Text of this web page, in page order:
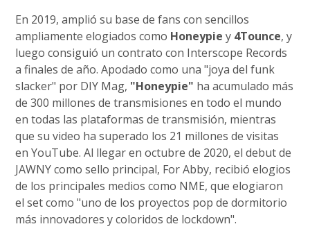
En 2019, amplió su base de fans con sencillos
ampliamente elogiados como Honeypie y 4Tounce, y
luego consiguió un contrato con Interscope Records
a finales de año. Apodado como una "joya del funk
slacker" por DIY Mag, "Honeypie" ha acumulado más
de 300 millones de transmisiones en todo el mundo
en todas las plataformas de transmisión, mientras
que su video ha superado los 21 millones de visitas
en YouTube. Al llegar en octubre de 2020, el debut de
JAWNY como sello principal, For Abby, recibió elogios
de los principales medios como NME, que elogiaron
el set como "uno de los proyectos pop de dormitorio
más innovadores y coloridos de lockdown".